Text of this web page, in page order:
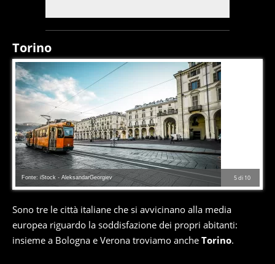
Torino
5di 10
Fonte: iStock - AleksandarGeorgiev
Sono tre le città italiane che si avvicinano alla media
europea riguardo la soddisfazione dei propri abitanti:
insieme a Bologna e Verona troviamo anche Torino.